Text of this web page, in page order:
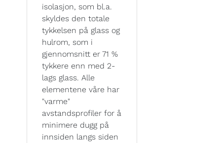
isolasjon, som bl.a.
skyldes den totale
tykkelsen på glass og
hulrom, som i
gjennomsnitt er 71 %
tykkere enn med 2-
lags glass. Alle
elementene våre har
"varme"
avstandsprofiler for å
minimere dugg på
innsiden langs siden